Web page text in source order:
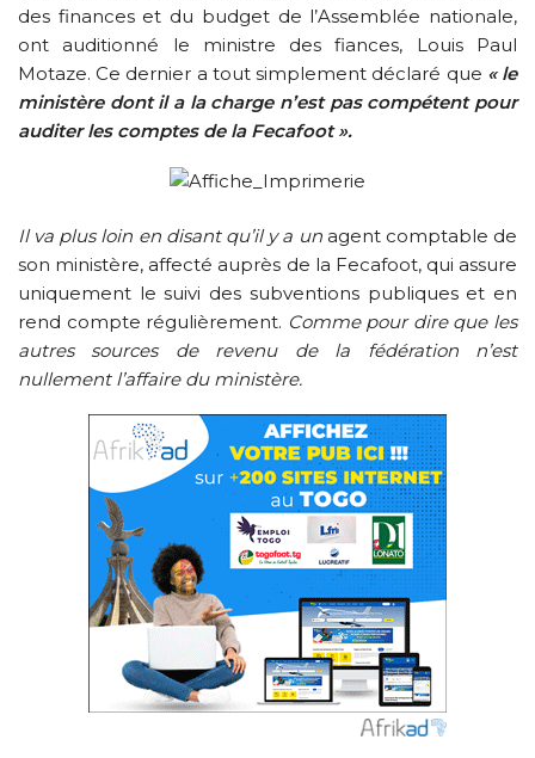
des finances et du budget de l’Assemblée nationale,
ont auditionné le ministre des fiances, Louis Paul
Motaze. Ce dernier a tout simplement déclaré que « le
ministère dont il a la charge n’est pas compétent pour
auditer les comptes de la Fecafoot ».
Il va plus loin en disant qu’il y a un agent comptable de
son ministère, affecté auprès de la Fecafoot, qui assure
uniquement le suivi des subventions publiques et en
rend compte régulièrement. Comme pour dire que les
autres sources de revenu de la fédération n’est
nullement l’affaire du ministère.